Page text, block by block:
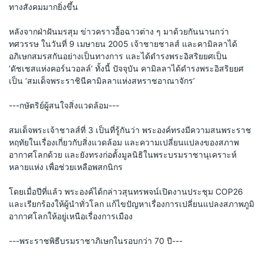
ทางสังคมมากยิ่งขึ้น
หลังจากฝ่าฝันมรสุม ข่าวคราวอื้อฉาวต่าง ๆ มาด้วยกันนานกว่า
ทศวรรษ ในวันที่ 9 เมษายน 2005 เจ้าชายชาลส์ และคามิลลาได้
อภิเษกสมรสกันอย่างเป็นทางการ และได้ดำรงพระอิสริยยศเป็น
‘ดัชเชสแห่งคอร์นวอลล์’ ทั้งนี้ ปัจจุบัน คามิลลาได้ดำรงพระอิสริยยศ
เป็น ‘สมเด็จพระราชินีคามิลลาแห่งสหราชอาณาจักร’
---กษัตริย์ผู้สนใจสิ่งแวดล้อม---
สมเด็จพระเจ้าชาลส์ที่ 3 เป็นที่รู้กันว่า พระองค์ทรงมีความสนพระราช
หฤทัยในเรื่องเกี่ยวกับสิ่งแวดล้อม และความเปลี่ยนแปลงของสภาพ
อากาศโลกด้วย และยังทรงก่อตั้งมูลนิธิในพระบรมราชานุเคราะห์
หลายแห่ง เพื่อช่วยเหลือพสกนิกร
โดยเมื่อปีที่แล้ว พระองค์ได้กล่าวสุนทรพจน์เปิดงานประชุม COP26
และเรียกร้องให้ผู้นำทั่วโลก แก้ไขปัญหาเรื่องการเปลี่ยนแปลงสภาพภูมิ
อากาศโลกให้อยู่เหนือเรื่องการเมือง
---พระราชพิธีบรมราชาภิเษกในรอบกว่า 70 ปี---